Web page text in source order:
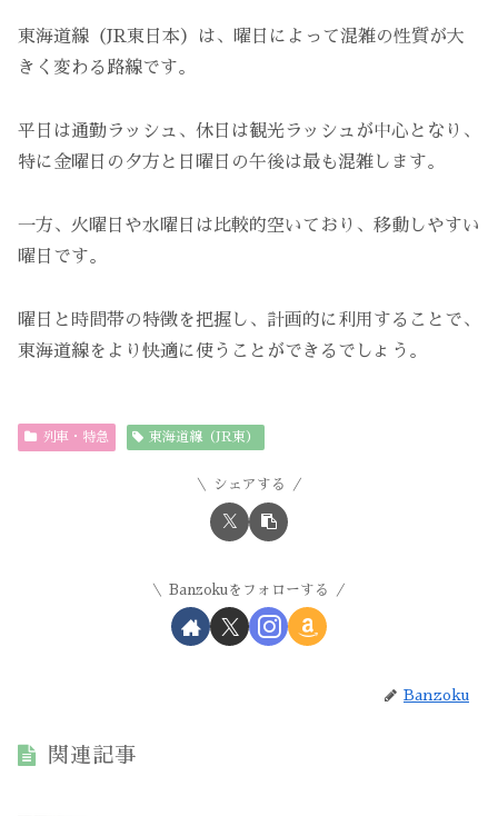
東海道線（JR東日本）は、曜日によって混雑の性質が大
きく変わる路線です。
平日は通勤ラッシュ、休日は観光ラッシュが中心となり、
特に金曜日の夕方と日曜日の午後は最も混雑します。
一方、火曜日や水曜日は比較的空いており、移動しやすい
曜日です。
曜日と時間帯の特徴を把握し、計画的に利用することで、
東海道線をより快適に使うことができるでしょう。
列車・特急 東海道線（JR東）
シェアする
Banzokuをフォローする
Banzoku
関連記事